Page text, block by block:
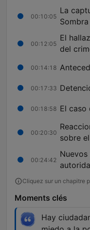
00:10:05
La
Sombra
00:12:05
El
del
00:14:18
00:17:33
00:18:58 El caso
00:20:30
sobre
00:24:42
Cliquez sur un chapitre
Moments clés
Hay